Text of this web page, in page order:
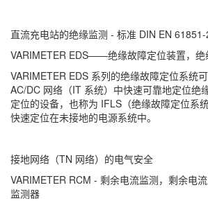
直流充电站的绝缘监测 - 标准 DIN EN 61851-
VARIMETER EDS——绝缘故障定位装置，绝
VARIMETER EDS 系列的绝缘故障定位系统
AC/DC 网络（IT 系统）中快速可靠地定位绝
定位的设备，也称为 IFLS（绝缘故障定位系
快速定位在未接地的电源系统中。
接地网络（TN 网络）的电气安全
VARIMETER RCM - 剩余电流监测，剩余电
监测器